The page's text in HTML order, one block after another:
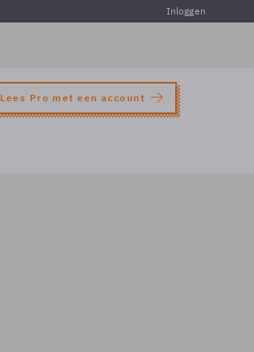
Inloggen
Lees Pro met een account